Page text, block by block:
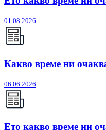
01.08.2026
Какво време ни
06.06.2026
Ето какво време ни